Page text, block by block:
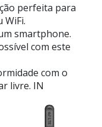
perfeita para
WiFi.
smartphone.
com este
com o
livre. IN